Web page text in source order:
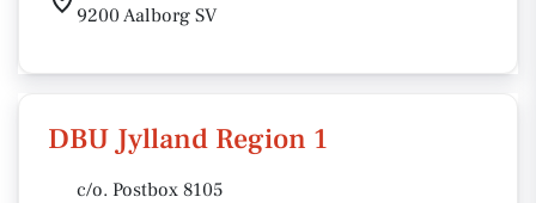
9200 Aalborg SV
DBU Jylland Region 1
c/o. Postbox 8105